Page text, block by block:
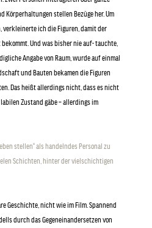
Körperhaltungen stellen Bezüge her. Um
verkleinerte ich die Figuren, damit der
Und was bisher nie auf- tauchte,
Angabe von Raum, wurde auf einmal
und Bauten bekamen die Figuren
Das heißt allerdings nicht, dass es nicht
Zustand gäbe – allerdings im
stellen“ als handelndes Personal zu
Schichten, hinter der vielschichtigen
Geschichte, nicht wie im Film. Spannend
durch das Gegeneinandersetzen von